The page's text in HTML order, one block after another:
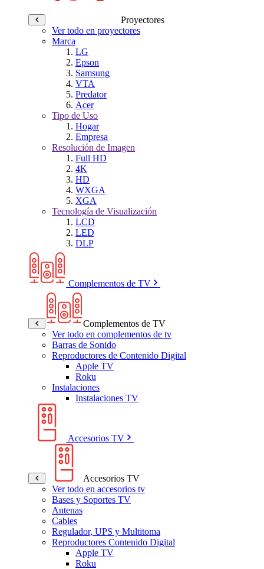
Proyectores
Ver todo en proyectores
Marca
LG
Epson
Samsung
VTA
Predator
Acer
Tipo de Uso
Hogar
Empresa
Resolución de Imagen
Full HD
4K
HD
WXGA
XGA
Tecnología de Visualización
LCD
LED
DLP
Complementos de TV
Complementos de TV
Ver todo en complementos de tv
Barras de Sonido
Reproductores de Contenido Digital
Apple TV
Roku
Instalaciones
Instalaciones TV
Accesorios TV
Accesorios TV
Ver todo en accesorios tv
Bases y Soportes TV
Antenas
Cables
Regulador, UPS y Multitoma
Reproductores Contenido Digital
Apple TV
Roku